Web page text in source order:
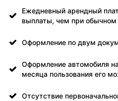
Ежедневный арендный
выплаты, чем при обычном
Оформление по двум
Оформление автомобиля
месяца пользования его
Отсутствие